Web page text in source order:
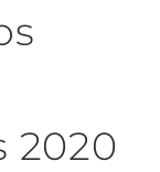
2020